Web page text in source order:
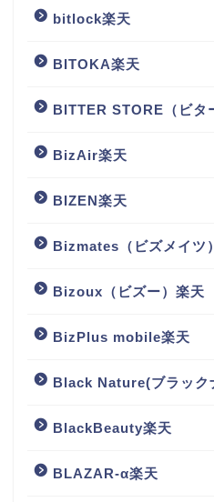
bitlock楽天
BITOKA楽天
BITTER STORE（ビタ
BizAir楽天
BIZEN楽天
Bizmates（ビズメイツ
Bizoux（ビズー）楽天
BizPlus mobile楽天
Black Nature(ブラック
BlackBeauty楽天
BLAZAR-α楽天